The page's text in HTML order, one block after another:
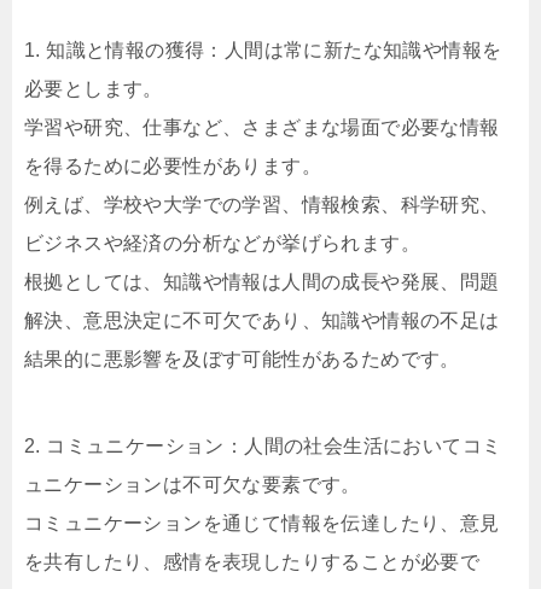
1. 知識と情報の獲得：人間は常に新たな知識や情報を
必要とします。
学習や研究、仕事など、さまざまな場面で必要な情報
を得るために必要性があります。
例えば、学校や大学での学習、情報検索、科学研究、
ビジネスや経済の分析などが挙げられます。
根拠としては、知識や情報は人間の成長や発展、問題
解決、意思決定に不可欠であり、知識や情報の不足は
結果的に悪影響を及ぼす可能性があるためです。
2. コミュニケーション：人間の社会生活においてコミ
ュニケーションは不可欠な要素です。
コミュニケーションを通じて情報を伝達したり、意見
を共有したり、感情を表現したりすることが必要で